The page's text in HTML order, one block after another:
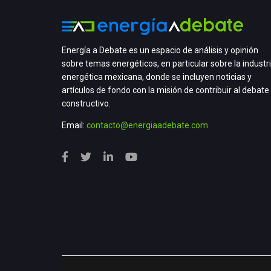
Energía a Debate es un espacio de análisis y opinión
sobre temas energéticos, en particular sobre la
energética mexicana, donde se incluyen noticias y
artículos de fondo con la misión de contribuir al debate
constructivo.
Email: contacto@energiaadebate.com